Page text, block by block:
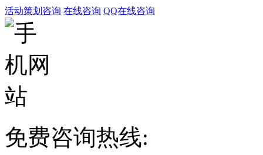
活动策划咨询 在线咨询 QQ在线咨询
免费咨询热线: